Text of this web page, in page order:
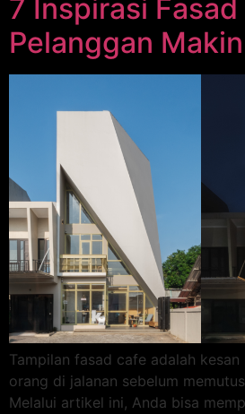
7 Inspirasi
Pelanggan
Tampilan fasad cafe adalah
orang di jalanan sebelum
Melalui artikel ini, Anda bisa